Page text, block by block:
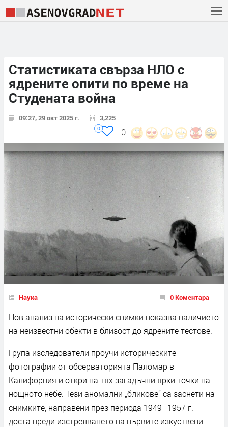
Статистиката свърза НЛО с
ядрените опити по време на
Студената война
09:27, 29 окт 2025 г. 3,225
0
0
Наука 0 Коментара
Нов анализ на исторически снимки показва наличието
на неизвестни обекти в близост до ядрените тестове.
Група изследователи проучи историческите
фотографии от обсерваторията Паломар в
Калифорния и откри на тях загадъчни ярки точки на
нощното небе. Тези аномални „бликове” са заснети на
снимките, направени през периода 1949–1957 г. –
доста преди изстрелването на първите изкуствени